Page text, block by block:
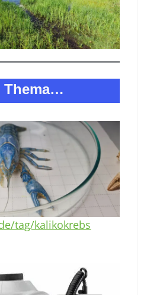
Thema…
tag/kalikokrebs